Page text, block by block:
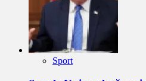
Sport